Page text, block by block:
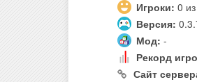
Игроки: 0
Версия:
Мод: -
Рекорд
Сайт